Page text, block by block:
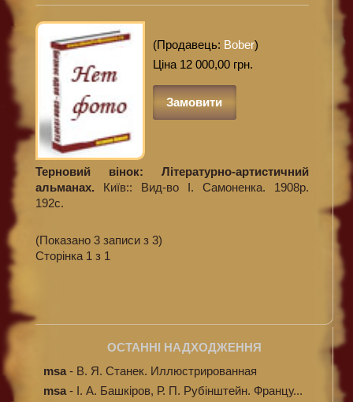
(Продавець: Bober)
Ціна 12 000,00 грн.
Замовити
Терновий вінок: Літературно-артистичний
альманах. Київ:: Вид-во І. Самоненка. 1908р.
192с.
(Показано 3 записи з 3)
Сторінка 1 з 1
ОСТАННІ НАДХОДЖЕННЯ
msa - В. Я. Станек. Иллюстрированная
энциклопе...
msa - І. А. Башкіров, Р. П. Рубінштейн. Францу...